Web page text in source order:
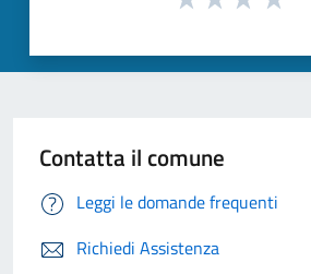
Contatta il comune
Leggi le domande frequenti
Richiedi Assistenza